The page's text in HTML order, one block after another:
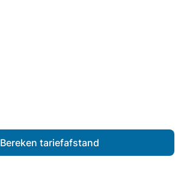
Bereken tariefafstand